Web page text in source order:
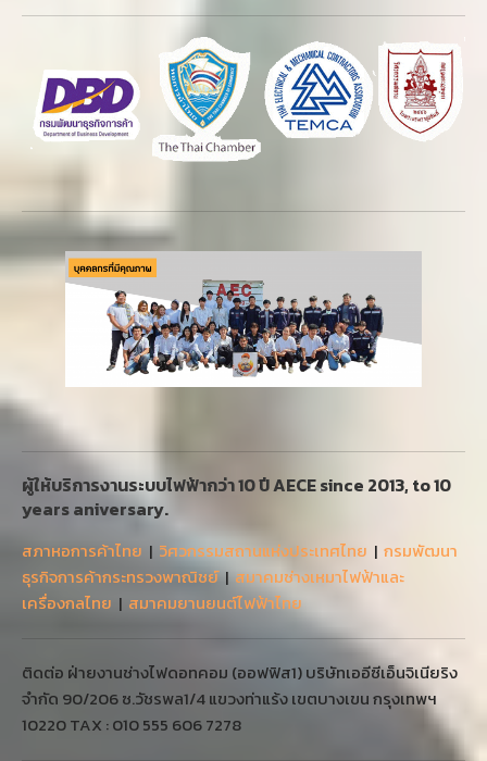
ผู้ให้บริการงานระบบไฟฟ้ากว่า 10 ปี AECE since 2013, to 10
years aniversary.
สภาหอการค้าไทย | วิศวกรรมสถานแห่งประเทศไทย | กรมพัฒนา
ธุรกิจการค้ากระทรวงพาณิชย์|สมาคมช่างเหมาไฟฟ้าและ
เครื่องกลไทย | สมาคมยานยนต์ไฟฟ้าไทย
ติดต่อ ฝ่ายงานช่างไฟดอทคอม (ออฟฟิส1) บริษัทเออีซีเอ็นจิเนียริง
จำกัด 90/206 ซ.วัชรพล1/4 แขวงท่าแร้ง เขตบางเขน กรุงเทพฯ
10220 TAX : 010 555 606 7278